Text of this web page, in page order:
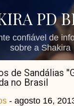
para o conteúdo
PD
confiável de
sobre a Shakira
de Sandálias
no Brasil
- agosto 16,